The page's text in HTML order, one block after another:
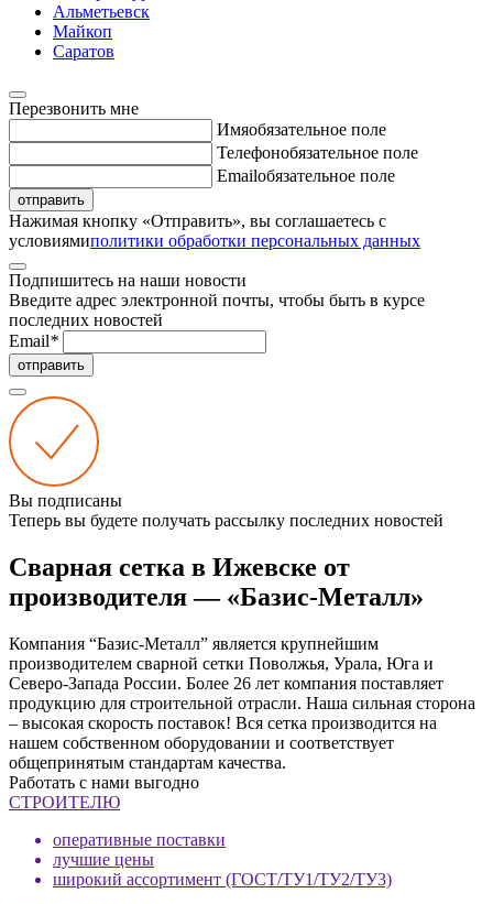
Альметьевск
Майкоп
Саратов
Перезвонить мне
Имяобязательное поле
Телефонобязательное поле
Emailобязательное поле
отправить
Нажимая кнопку «Отправить», вы соглашаетесь с
условиямиполитики обработки персональных данных
Подпишитесь на наши новости
Введите адрес электронной почты, чтобы быть в курсе
последних новостей
Email*
отправить
Вы подписаны
Теперь вы будете получать рассылку последних новостей
Сварная сетка в Ижевске от
производителя — «Базис-Металл»
Компания “Базис-Металл” является крупнейшим
производителем сварной сетки Поволжья, Урала, Юга и
Северо-Запада России. Более 26 лет компания поставляет
продукцию для строительной отрасли. Наша сильная сторона
– высокая скорость поставок! Вся сетка производится на
нашем собственном оборудовании и соответствует
общепринятым стандартам качества.
Работать с нами выгодно
СТРОИТЕЛЮ
оперативные поставки
лучшие цены
широкий ассортимент (ГОСТ/ТУ1/ТУ2/ТУ3)